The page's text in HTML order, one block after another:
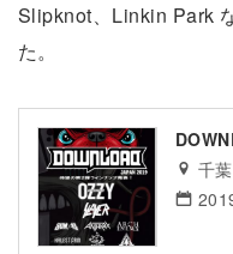
Slipknot、Linkin Park
た。
千